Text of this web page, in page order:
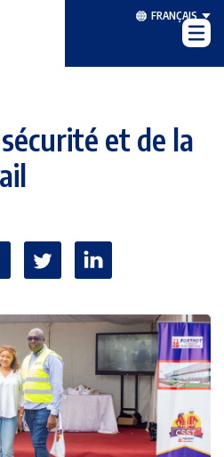
FRANÇAIS
et de la